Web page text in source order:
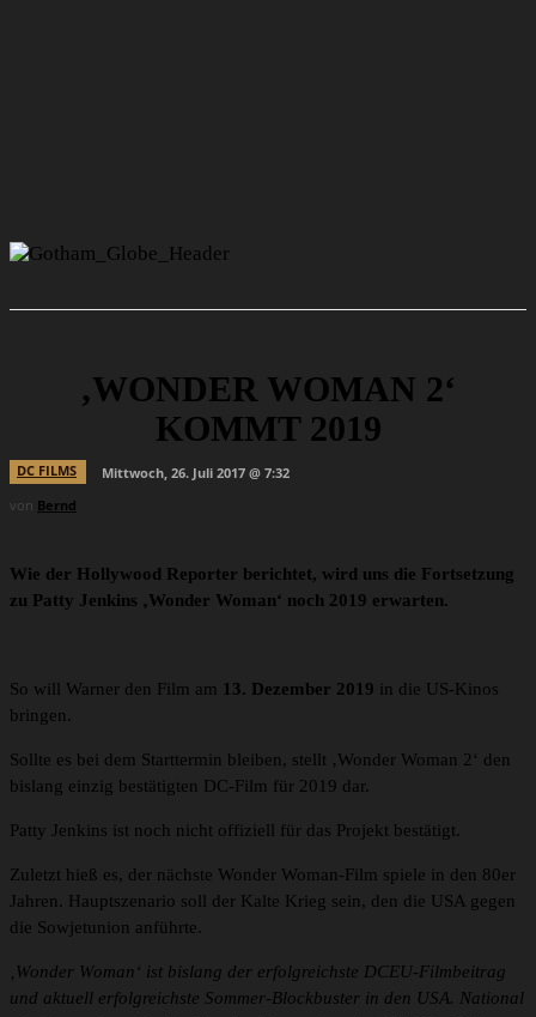
‚WONDER WOMAN 2‘
KOMMT 2019
DC FILMS
Mittwoch, 26. Juli 2017 @ 7:32
von Bernd
Wie der Hollywood Reporter berichtet, wird uns die Fortsetzung
zu Patty Jenkins ‚Wonder Woman‘ noch 2019 erwarten.
So will Warner den Film am 13. Dezember 2019 in die US-Kinos
bringen.
Sollte es bei dem Starttermin bleiben, stellt ‚Wonder Woman 2‘ den
bislang einzig bestätigten DC-Film für 2019 dar.
Patty Jenkins ist noch nicht offiziell für das Projekt bestätigt.
Zuletzt hieß es, der nächste Wonder Woman-Film spiele in den 80er
Jahren. Hauptszenario soll der Kalte Krieg sein, den die USA gegen
die Sowjetunion anführte.
‚Wonder Woman‘ ist bislang der erfolgreichste DCEU-Filmbeitrag
und aktuell erfolgreichste Sommer-Blockbuster in den USA. National